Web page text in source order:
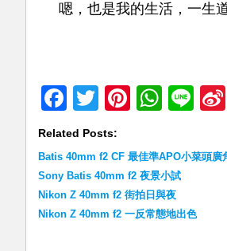
嗯，也是我的生活，一生道
Facebook
TwitterPinterest
Related Posts:
Batis 40mm f2 CF 最佳準APO小菜頭廣
Sony Batis 40mm f2 夜景小試
Nikon Z 40mm f2 街拍日與夜
Nikon Z 40mm f2 一反常態地出色